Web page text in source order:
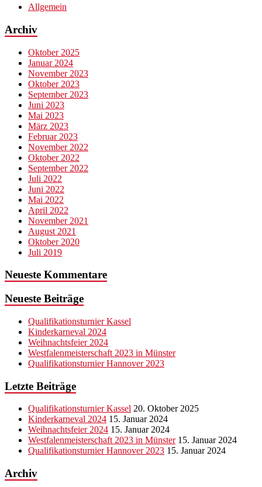
Allgemein
Archiv
Oktober 2025
Januar 2024
November 2023
Oktober 2023
September 2023
Juni 2023
Mai 2023
März 2023
Februar 2023
November 2022
Oktober 2022
September 2022
Juli 2022
Juni 2022
Mai 2022
April 2022
November 2021
August 2021
Oktober 2020
Juli 2019
Neueste Kommentare
Neueste Beiträge
Qualifikationsturnier Kassel
Kinderkarneval 2024
Weihnachtsfeier 2024
Westfalenmeisterschaft 2023 in Münster
Qualifikationsturnier Hannover 2023
Letzte Beiträge
Qualifikationsturnier Kassel 20. Oktober 2025
Kinderkarneval 2024 15. Januar 2024
Weihnachtsfeier 2024 15. Januar 2024
Westfalenmeisterschaft 2023 in Münster 15. Januar 2024
Qualifikationsturnier Hannover 2023 15. Januar 2024
Archiv